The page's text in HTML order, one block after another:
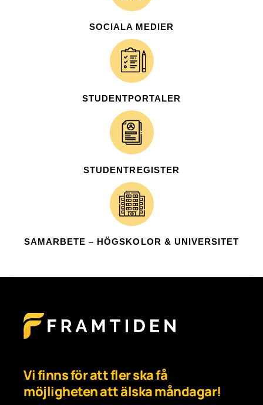
SOCIALA MEDIER
STUDENTPORTALER
STUDENTREGISTER
SAMARBETE – HÖGSKOLOR & UNIVERSITET
Vi finns för att fler ska få
möjligheten att älska måndagar!